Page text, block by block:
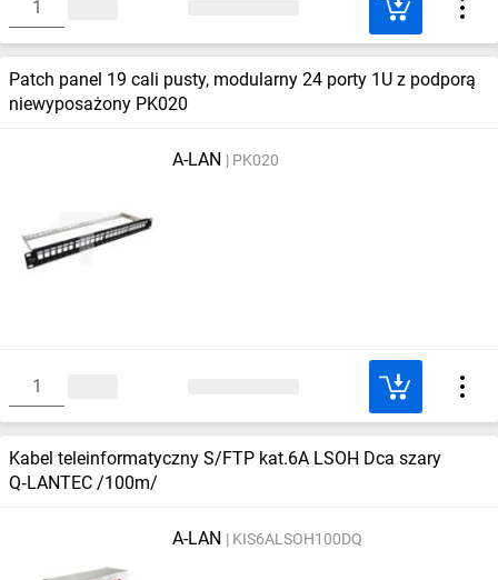
Patch panel 19 cali pusty, modularny 24 porty 1U z podporą
niewyposażony PK020
A-LAN PK020
Kabel teleinformatyczny S/FTP kat.6A LSOH Dca szary
Q‑LANTEC /100m/
A-LAN KIS6ALSOH100DQ